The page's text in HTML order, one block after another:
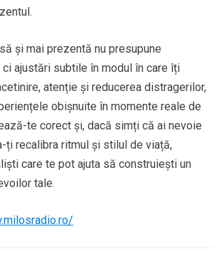
și mai prezentă nu presupune
ajustări subtile în modul în care îți
atenție și reducerea distragerilor,
obișnuite în momente reale de
te corect și, dacă simți că ai nevoie
ți recalibra ritmul și stilul de viață,
care te pot ajuta să construiești un
tale.